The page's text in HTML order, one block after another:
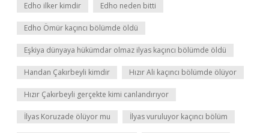
Edho ilker kimdir Edho neden bitti
Edho Ömür kaçıncı bölümde öldü
Eşkiya dünyaya hükümdar olmaz ilyas kaçıncı bölümde öldü
Handan Çakırbeyli kimdir Hızır Ali kaçıncı bölümde ölüyor
Hızır Çakırbeyli gerçekte kimi canlandırıyor
İlyas Koruzade ölüyor mu İlyas vuruluyor kaçıncı bölüm